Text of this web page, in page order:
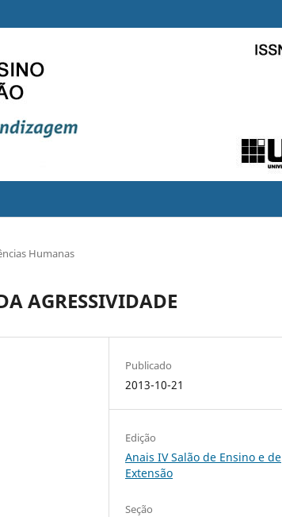
Humanas
AGRESSIVIDADE
Publicado
2013-10-21
Edição
Anais IV Salão de Ensino e de
Extensão
Seção